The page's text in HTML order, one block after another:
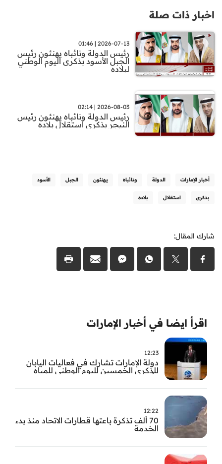
اخبار ذات صلة
2026-07-13 | 01:46
رئيس الدولة ونائباه يهنئون رئيس
الجبل الأسود بذكرى اليوم الوطني
لبلاده
2026-08-03 | 02:14
رئيس الدولة ونائباه يهنئون رئيس
النيجر بذكرى استقلال بلاده
أخبار الإمارات الدولة ونائباه يهنئون الجبل الأسود
بذكرى استقلال بلاده
شارك المقال:
اقرأ ايضا في أخبار الإمارات
12:23
دولة الإمارات تشارك في فعاليات اليابان
للذكرى الخمسين لليوم الوطني للمياه
12:22
70 ألف تذكرة باعتها قطارات الاتحاد منذ بدء
الخدمة